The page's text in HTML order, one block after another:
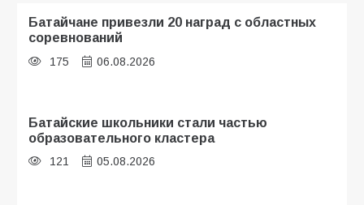
Батайчане привезли 20 наград с областных
соревнований
175 06.08.2026
Батайские школьники стали частью
образовательного кластера
121 05.08.2026